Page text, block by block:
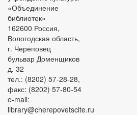
«Объединение
библиотек»
162600 Россия,
Вологодская область,
г. Череповец
бульвар Доменщиков
д. 32
тел.: (8202) 57-28-28,
факс: (8202) 57-80-54
e-mail:
library@cherepovetscite.ru